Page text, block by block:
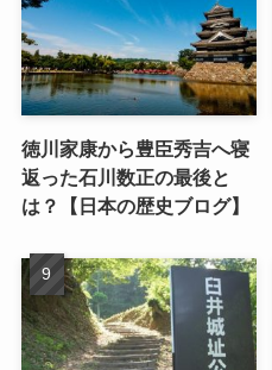
徳川家康から豊臣秀吉へ寝
返った石川数正の最後と
は？【日本の歴史ブログ】